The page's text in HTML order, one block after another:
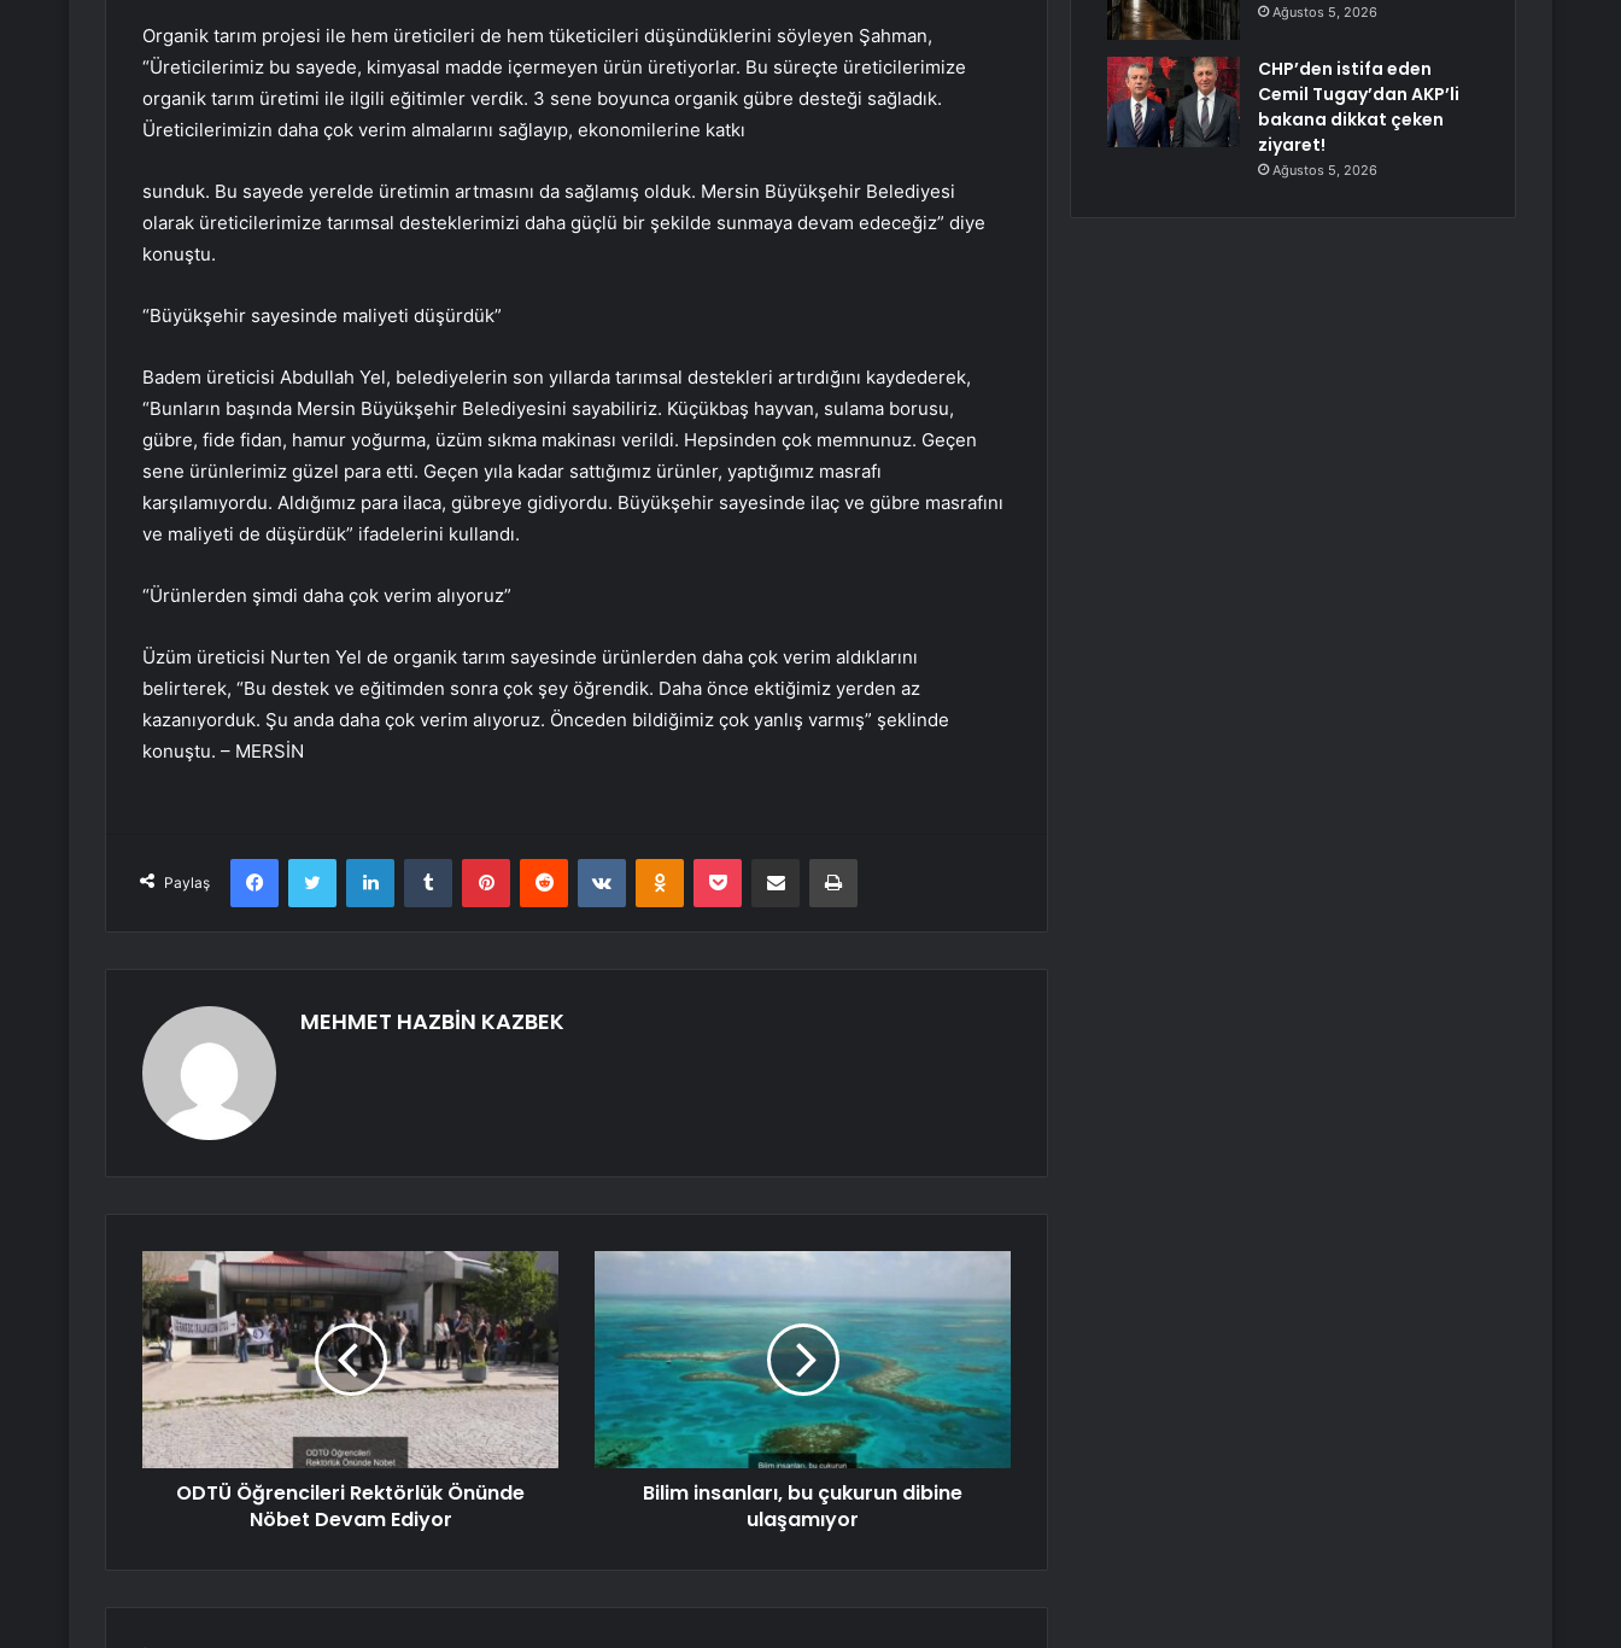
Organik tarım projesi ile hem üreticileri de hem tüketicileri düşündüklerini söyleyen Şahman,
“Üreticilerimiz bu sayede, kimyasal madde içermeyen ürün üretiyorlar. Bu süreçte üreticilerimize
organik tarım üretimi ile ilgili eğitimler verdik. 3 sene boyunca organik gübre desteği sağladık.
Üreticilerimizin daha çok verim almalarını sağlayıp, ekonomilerine katkı
sunduk. Bu sayede yerelde üretimin artmasını da sağlamış olduk. Mersin Büyükşehir Belediyesi
olarak üreticilerimize tarımsal desteklerimizi daha güçlü bir şekilde sunmaya devam edeceğiz” diye
konuştu.
“Büyükşehir sayesinde maliyeti düşürdük”
Badem üreticisi Abdullah Yel, belediyelerin son yıllarda tarımsal destekleri artırdığını kaydederek,
“Bunların başında Mersin Büyükşehir Belediyesini sayabiliriz. Küçükbaş hayvan, sulama borusu,
gübre, fide fidan, hamur yoğurma, üzüm sıkma makinası verildi. Hepsinden çok memnunuz. Geçen
sene ürünlerimiz güzel para etti. Geçen yıla kadar sattığımız ürünler, yaptığımız masrafı
karşılamıyordu. Aldığımız para ilaca, gübreye gidiyordu. Büyükşehir sayesinde ilaç ve gübre masrafını
ve maliyeti de düşürdük” ifadelerini kullandı.
“Ürünlerden şimdi daha çok verim alıyoruz”
Üzüm üreticisi Nurten Yel de organik tarım sayesinde ürünlerden daha çok verim aldıklarını
belirterek, “Bu destek ve eğitimden sonra çok şey öğrendik. Daha önce ektiğimiz yerden az
kazanıyorduk. Şu anda daha çok verim alıyoruz. Önceden bildiğimiz çok yanlış varmış” şeklinde
konuştu. – MERSİN
Paylaş
FacebookTwitter LinkedInTumblr PinterestReddit VKontakteOdnoklassniki
Pocket E-Posta ile paylaş Yazdır
MEHMET HAZBİN KAZBEK
ODTÜ Öğrencileri Rektörlük Önünde
Nöbet Devam Ediyor
Bilim insanları, bu çukurun dibine
ulaşamıyor
Ağustos 5, 2026
CHP’den istifa eden
Cemil Tugay’dan AKP’li
bakana dikkat çeken
ziyaret!
Ağustos 5, 2026